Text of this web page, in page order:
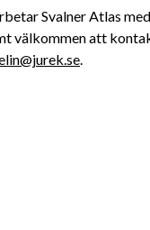
Svalner Atlas
välkommen att
.